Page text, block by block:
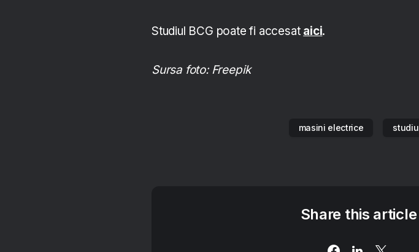
Studiul BCG poate fi accesat aici.
Sursa foto: Freepik
masini electrice studiu
Share this article